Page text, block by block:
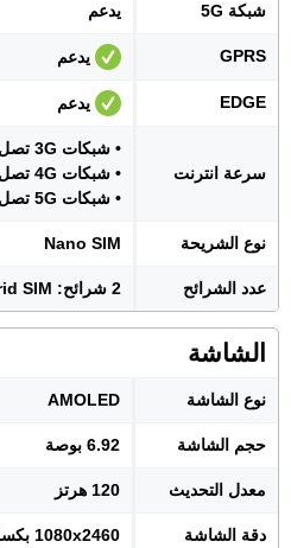
شبكة 5G يدعم
GPRS يدعم
EDGE يدعم
سرعة انترنت
• شبكات 3G تصل حتى 42 ميجابت
• شبكات 4G تصل حتى 2 جيجابت
• شبكات 5G تصل حتى 7.5 جيجابت
نوع الشريحة Nano SIM
عدد الشرائح 2 شرائح: Hybrid SIM
الشاشة
نوع الشاشة AMOLED
حجم الشاشة 6.92 بوصة
معدل التحديث 120 هرتز
دقة الشاشة 1080x2460 بكسل (+FHD)